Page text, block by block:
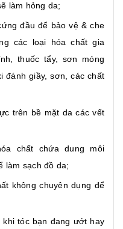
làm hỏng da;
đầu để bảo vệ & che
các loại hóa chất gia
thuốc tẩy, sơn móng
đánh giầy, sơn, các chất
trên bề mặt da các vết
chất chứa dung môi
làm sạch đồ da;
không chuyên dụng để
khi tóc bạn đang ướt hay